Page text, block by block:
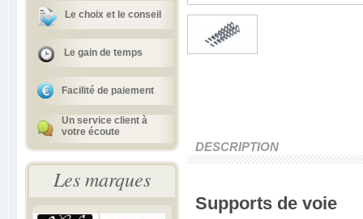
Le choix et le conseil
Le gain de temps
Facilité de paiement
Un service client à
votre écoute
Les marques
DESCRIPTION
Supports de voie